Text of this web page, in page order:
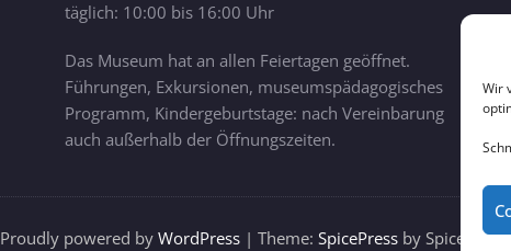
Wir
täglich: 10:00 bis 16:00 Uhr
Das Museum hat an allen Feiertagen geöffnet.
Führungen, Exkursionen, museumspädagogisches
Programm, Kindergeburtstage: nach Vereinbarung
auch außerhalb der Öffnungszeiten.
Proudly powered by WordPress | Theme: SpicePress by